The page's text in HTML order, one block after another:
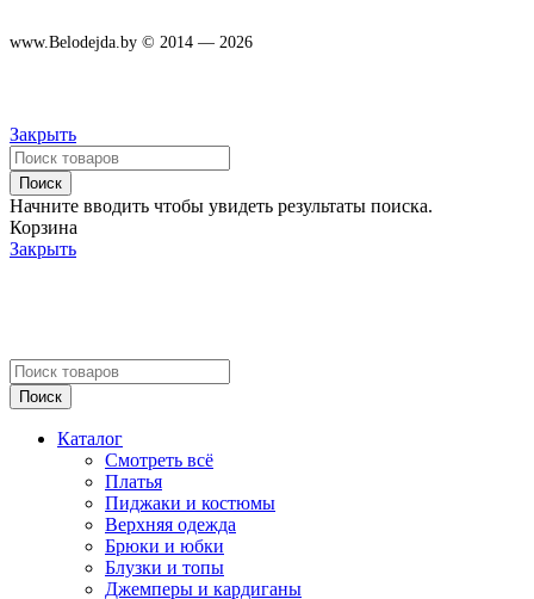
www.Belodejda.by © 2014 — 2026
Закрыть
Поиск
Начните вводить чтобы увидеть результаты поиска.
Корзина
Закрыть
Поиск
Каталог
Смотреть всё
Платья
Пиджаки и костюмы
Верхняя одежда
Брюки и юбки
Блузки и топы
Джемперы и кардиганы